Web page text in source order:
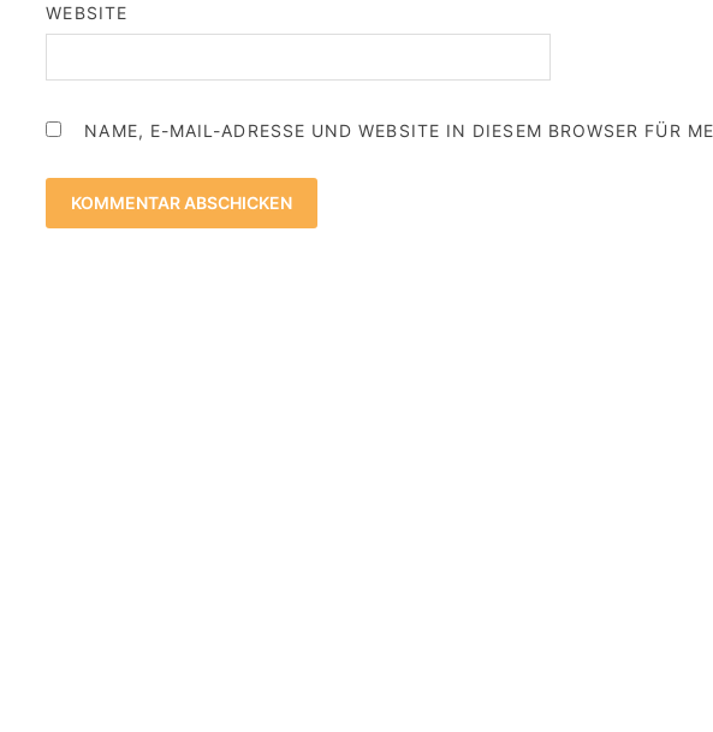
WEBSITE
NAME, E-MAIL-ADRESSE UND WEBSITE IN DIESEM BROWSER FÜR